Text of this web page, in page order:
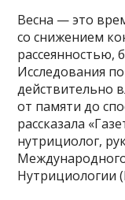
Весна — это
со снижением
рассеянностью,
Исследования
действительно
от памяти до
рассказала
нутрициолог,